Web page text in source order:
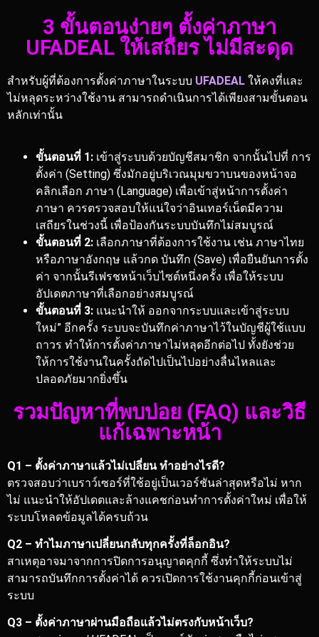
3 ขั้นตอนง่ายๆ ตั้งค่าภาษา
UFADEAL ให้เสถียร ไม่มีสะดุด
สำหรับผู้ที่ต้องการตั้งค่าภาษาในระบบ UFADEAL ให้คงที่และ
ไม่หลุดระหว่างใช้งาน สามารถดำเนินการได้เพียงสามขั้นตอน
หลักเท่านั้น
ขั้นตอนที่ 1: เข้าสู่ระบบด้วยบัญชีสมาชิก จากนั้นไปที่ การ
ตั้งค่า (Setting) ซึ่งมักอยู่บริเวณมุมขวาบนของหน้าจอ
คลิกเลือก ภาษา (Language) เพื่อเข้าสู่หน้าการตั้งค่า
ภาษา ควรตรวจสอบให้แน่ใจว่าอินเทอร์เน็ตมีความ
เสถียรในช่วงนี้ เพื่อป้องกันระบบบันทึกไม่สมบูรณ์
ขั้นตอนที่ 2: เลือกภาษาที่ต้องการใช้งาน เช่น ภาษาไทย
หรือภาษาอังกฤษ แล้วกด บันทึก (Save) เพื่อยืนยันการตั้ง
ค่า จากนั้นรีเฟรชหน้าเว็บไซต์หนึ่งครั้ง เพื่อให้ระบบ
อัปเดตภาษาที่เลือกอย่างสมบูรณ์
ขั้นตอนที่ 3: แนะนำให้ ออกจากระบบและเข้าสู่ระบบ
ใหม่” อีกครั้ง ระบบจะบันทึกค่าภาษาไว้ในบัญชีผู้ใช้แบบ
ถาวร ทำให้การตั้งค่าภาษาไม่หลุดอีกต่อไป ทั้งยังช่วย
ให้การใช้งานในครั้งถัดไปเป็นไปอย่างลื่นไหลและ
ปลอดภัยมากยิ่งขึ้น
รวมปัญหาที่พบบ่อย (FAQ) และวิธี
แก้เฉพาะหน้า
Q1 – ตั้งค่าภาษาแล้วไม่เปลี่ยน ทำอย่างไรดี?
ตรวจสอบว่าเบราว์เซอร์ที่ใช้อยู่เป็นเวอร์ชันล่าสุดหรือไม่ หาก
ไม่ แนะนำให้อัปเดตและล้างแคชก่อนทำการตั้งค่าใหม่ เพื่อให้
ระบบโหลดข้อมูลได้ครบถ้วน
Q2 – ทำไมภาษาเปลี่ยนกลับทุกครั้งที่ล็อกอิน?
สาเหตุอาจมาจากการปิดการอนุญาตคุกกี้ ซึ่งทำให้ระบบไม่
สามารถบันทึกการตั้งค่าได้ ควรเปิดการใช้งานคุกกี้ก่อนเข้าสู่
ระบบ
Q3 – ตั้งค่าภาษาผ่านมือถือแล้วไม่ตรงกับหน้าเว็บ?